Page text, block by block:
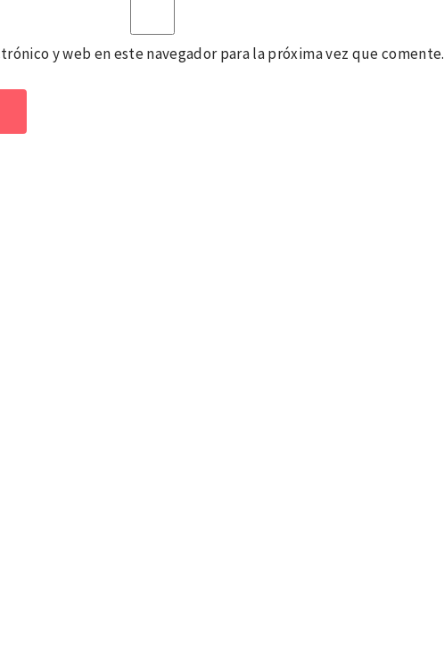
y web en este navegador para la próxima vez que comente.